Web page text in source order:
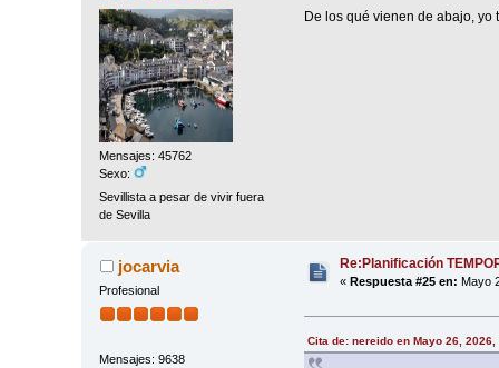
Mensajes: 45762
Sexo:
Sevillista a pesar de vivir fuera
de Sevilla
De los qué vienen de abajo, yo
jocarvia
Profesional
Mensajes: 9638
Re:Planificación
«Respuesta #25 en: Mayo
Cita de: nereido en Mayo 26, 2026,